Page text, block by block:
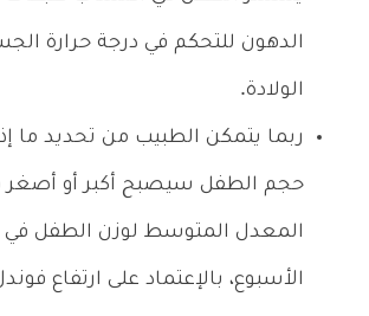
الدهون للتحكم في درجة حرارة
الولادة.
ربما يتمكن الطبيب من تحديد ما
حجم الطفل سيصبح أكبر أو أصغر
المعدل المتوسط لوزن الطفل في
الأسبوع، بالإعتماد على ارتفاع